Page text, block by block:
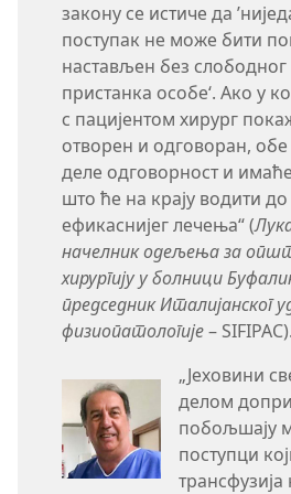
закону се истиче да
поступак не може бити
настављен без
пристанка особе‘. Ако у
с пацијентом хирург
отворен и одговоран,
деле одговорност и
што ће на крају водити до
ефикаснијег лечења“ (
начелник одељења за
хирургију у болници
председник Италијанског
физиопатологије– SIFIPAC).
„Јеховини
делом
побољшају
поступци